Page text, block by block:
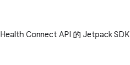
Connect API 的 Jetpack SDK